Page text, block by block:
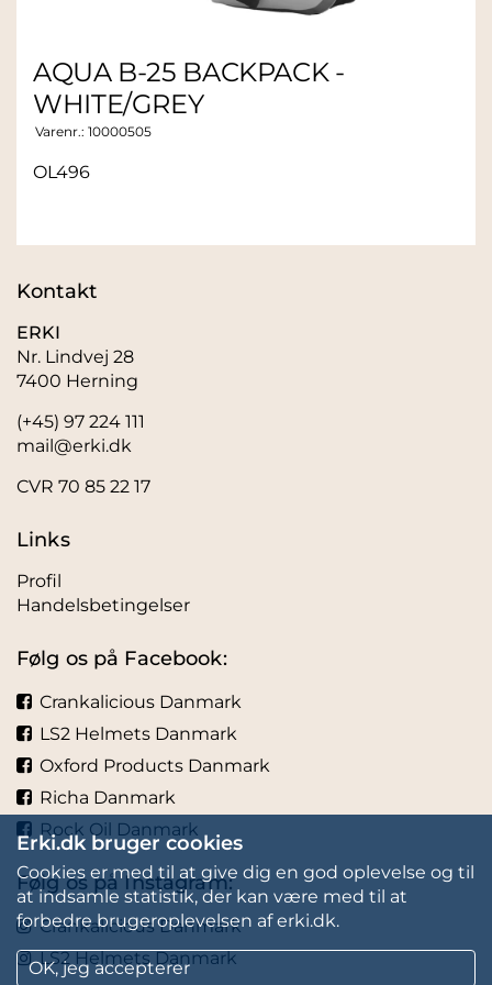
AQUA B-25 BACKPACK -
WHITE/GREY
Varenr.: 10000505
OL496
Kontakt
ERKI
Nr. Lindvej 28
7400 Herning
(+45) 97 224 111
mail@erki.dk
CVR 70 85 22 17
Links
Profil
Handelsbetingelser
Følg os på Facebook:
Crankalicious Danmark
LS2 Helmets Danmark
Oxford Products Danmark
Richa Danmark
Rock Oil Danmark
Følg os på Instagram:
Crankalicious Danmark
LS2 Helmets Danmark
Erki.dk bruger cookies
Cookies er med til at give dig en god oplevelse og til
at indsamle statistik, der kan være med til at
forbedre brugeroplevelsen af erki.dk.
OK, jeg accepterer